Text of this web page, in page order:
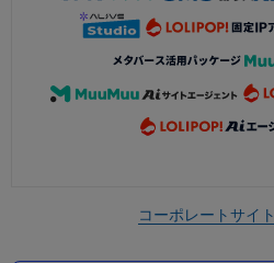
コーポレートサイト